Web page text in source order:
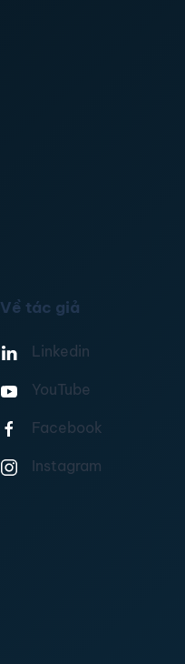
Về tác giả
Linkedin
YouTube
Facebook
Instagram